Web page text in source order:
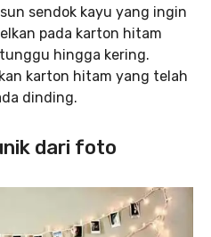
sendok kayu yang ingin
pada karton hitam
hingga kering.
karton hitam yang telah
dinding.
dari foto